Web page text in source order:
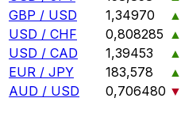
GBP / USD
1,34970
▲
USD / CHF
0,808285 ▲
USD / CAD
1,39453
▲
EUR / JPY
183,578
▲
AUD / USD
0,706480 ▼